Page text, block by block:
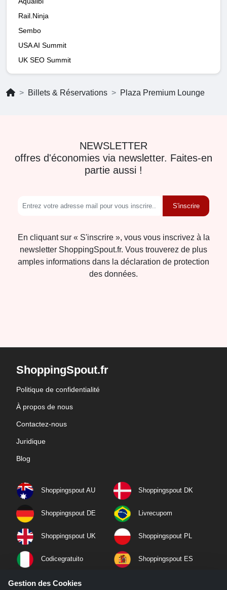
Rail.Ninja
Sembo
USA AI Summit
UK SEO Summit
Billets & Réservations Plaza Premium Lounge
NEWSLETTER
offres d'économies via newsletter. Faites-en
partie aussi !
S'inscrire
En cliquant sur « S'inscrire », vous vous inscrivez à la
newsletter ShoppingSpout.fr. Vous trouverez de plus
amples informations dans la déclaration de protection
des données.
ShoppingSpout.fr
Politique de confidentialité
À propos de nous
Contactez-nous
Juridique
Blog
Shoppingspout AU Shoppingspout DK
Shoppingspout DE Livrecupom
Shoppingspout UK Shoppingspout PL
Codicegratuito Shoppingspout ES
Shoppingspout NL
Gestion des Cookies